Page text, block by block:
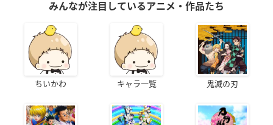
みんなが注目しているアニメ・作品たち
ちいかわ キャラ一覧 鬼滅の刃